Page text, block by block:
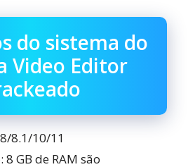
do sistema do
Video Editor
8.1/10/11
GB de RAM são